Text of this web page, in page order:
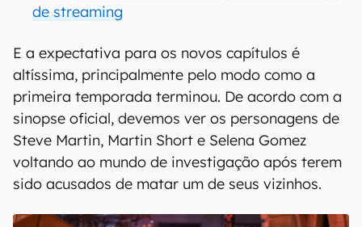
de streaming
E a expectativa para os novos capítulos é
altíssima, principalmente pelo modo como a
primeira temporada terminou. De acordo com a
sinopse oficial, devemos ver os personagens de
Steve Martin, Martin Short e Selena Gomez
voltando ao mundo de investigação após terem
sido acusados de matar um de seus vizinhos.